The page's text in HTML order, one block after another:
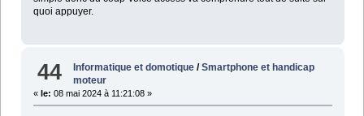
quoi appuyer.
44 Informatique et domotique /Smartphone et handicap
moteur
« le: 08 mai 2024 à 11:21:08 »